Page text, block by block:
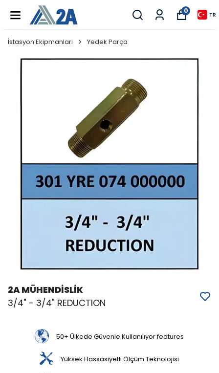
0
TR
İstasyon Ekipmanları Yedek Parça
2A MÜHENDİSLİK
3/4" - 3/4" REDUCTION
50+ Ülkede Güvenle Kullanılıyor features
Yüksek Hassasiyetli Ölçüm Teknolojisi